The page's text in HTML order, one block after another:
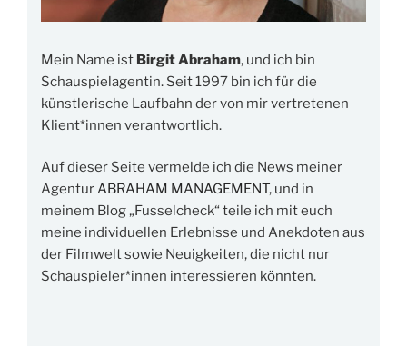
Mein Name ist Birgit Abraham, und ich bin
Schauspielagentin. Seit 1997 bin ich für die
künstlerische Laufbahn der von mir vertretenen
Klient*innen verantwortlich.
Auf dieser Seite vermelde ich die News meiner
AgenturABRAHAM MANAGEMENT, und in
meinem Blog „Fusselcheck“ teile ich mit euch
meine individuellen Erlebnisse und Anekdoten aus
der Filmwelt sowie Neuigkeiten, die nicht nur
Schauspieler*innen interessieren könnten.